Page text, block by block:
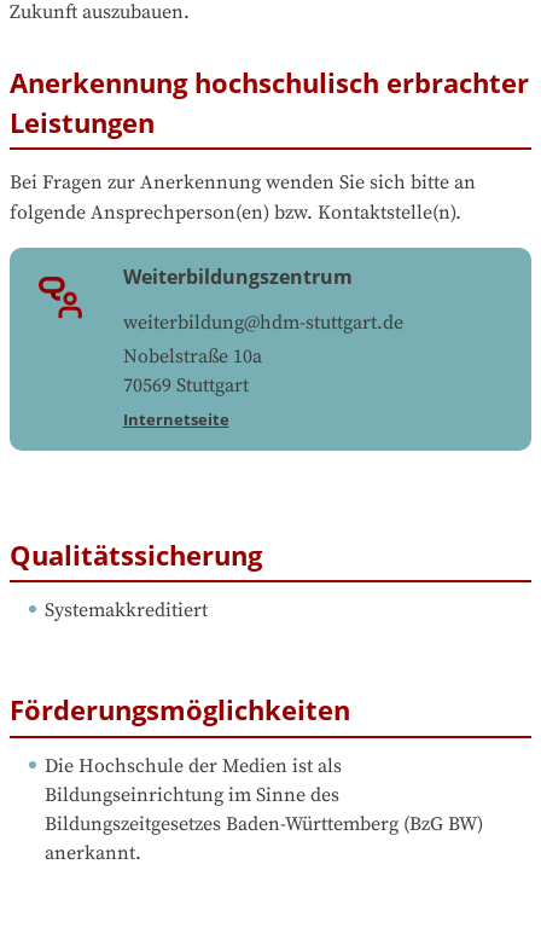
Zukunft auszubauen.
Anerkennung hochschulisch erbrachter
Leistungen
Bei Fragen zur Anerkennung wenden Sie sich bitte an
folgende Ansprechperson(en) bzw. Kontaktstelle(n).
Weiterbildungszentrum
weiterbildung@hdm-stuttgart.de
Nobelstraße 10a
70569 Stuttgart
Internetseite
Qualitätssicherung
Systemakkreditiert
Förderungsmöglichkeiten
Die Hochschule der Medien ist als
Bildungseinrichtung im Sinne des
Bildungszeitgesetzes Baden-Württemberg (BzG BW)
anerkannt.